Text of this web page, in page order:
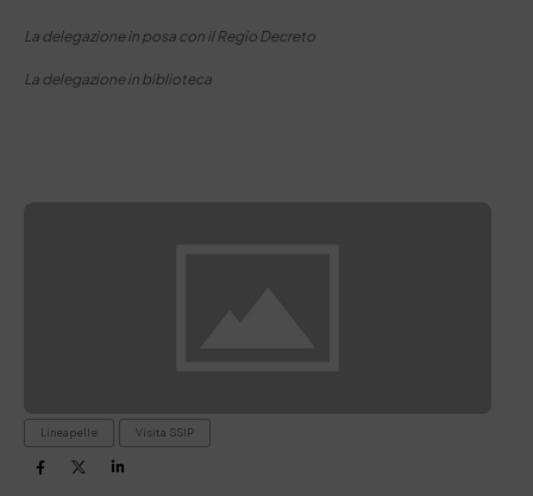
La delegazione in posa con il Regio Decreto
La delegazione in biblioteca
Lineapelle Visita SSIP